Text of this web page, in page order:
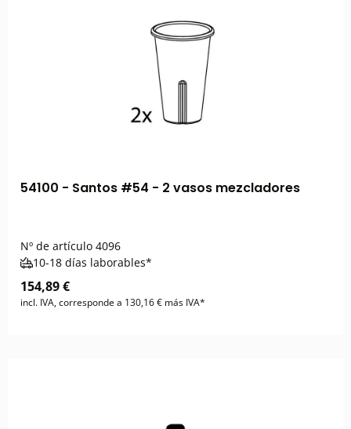
54100 - Santos #54 - 2 vasos mezcladores
Nº de artículo 4096
10-18 días laborables*
154,89 €
incl. IVA, corresponde a 130,16 € más IVA*